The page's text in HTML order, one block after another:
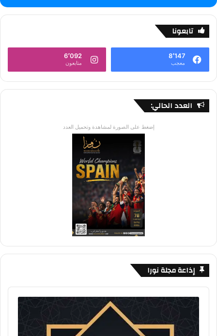
تابعونا
8٬147
معجب
6٬092
متابعون
العدد الحالي:
إضغط على الصورة لمشاهدة وتحميل العدد
إذاعة مجلة نورا
Audio
Player